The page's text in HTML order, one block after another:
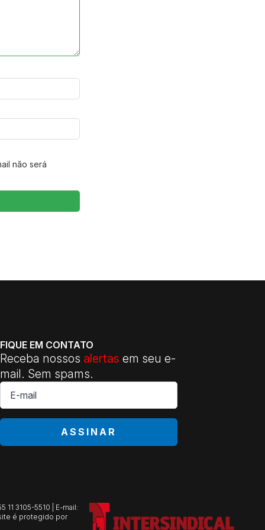
não será
FIQUE EM CONTATO
Receba nossos alertas em seu e-
mail. Sem spams.
E-
mail
ASSINAR
11 3105-5510 | E-mail:
é protegido por